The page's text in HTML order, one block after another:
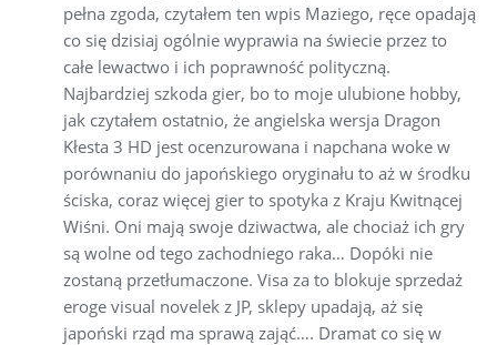
pełna zgoda, czytałem ten wpis Maziego, ręce opadają
co się dzisiaj ogólnie wyprawia na świecie przez to
całe lewactwo i ich poprawność polityczną.
Najbardziej szkoda gier, bo to moje ulubione hobby,
jak czytałem ostatnio, że angielska wersja Dragon
Kłesta 3 HD jest ocenzurowana i napchana woke w
porównaniu do japońskiego oryginału to aż w środku
ściska, coraz więcej gier to spotyka z Kraju Kwitnącej
Wiśni. Oni mają swoje dziwactwa, ale chociaż ich gry
są wolne od tego zachodniego raka… Dopóki nie
zostaną przetłumaczone. Visa za to blokuje sprzedaż
eroge visual novelek z JP, sklepy upadają, aż się
japoński rząd ma sprawą zająć…. Dramat co się w